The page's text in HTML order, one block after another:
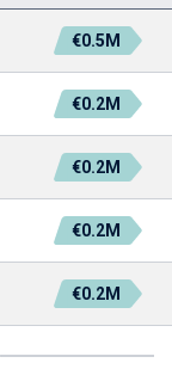
€0.5M
€0.2M
€0.2M
€0.2M
€0.2M